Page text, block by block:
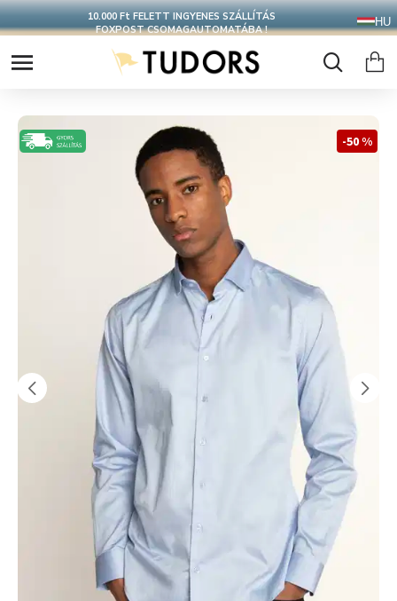
10.000 Ft FELETT INGYENES SZÁLLÍTÁS
FOXPOST CSOMAGAUTOMATÁBA !
HU
-50 %